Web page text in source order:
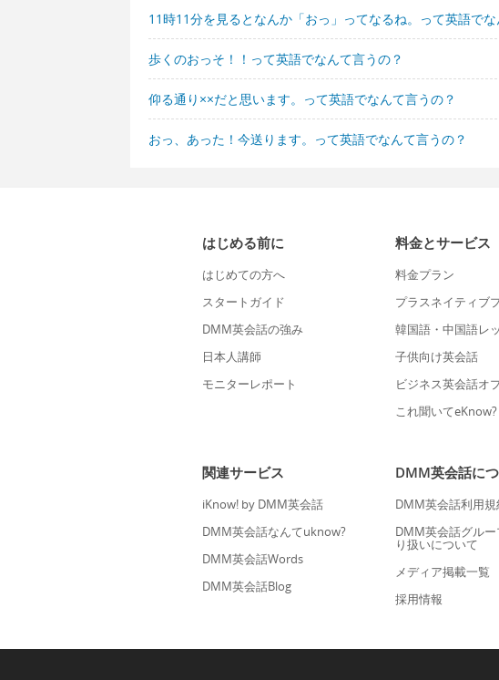
11時11分を見るとなんか「おっ」ってなるね。って英語でな
歩くのおっそ！！って英語でなんて言うの？
仰る通り××だと思います。って英語でなんて言うの？
おっ、あった！今送ります。って英語でなんて言うの？
はじめる前に
はじめての方へ
スタートガイド
DMM英会話の強み
日本人講師
モニターレポート
料金とサービス
料金プラン
プラスネイティブ
韓国語・中国語レ
子供向け英会話
ビジネス英会話オ
これ聞いてeKnow?
関連サービス
iKnow! by DMM英会話
DMM英会話なんてuknow?
DMM英会話Words
DMM英会話Blog
DMM英会話に
DMM英会話利用規
DMM英会話グル
り扱いについて
メディア掲載一覧
採用情報